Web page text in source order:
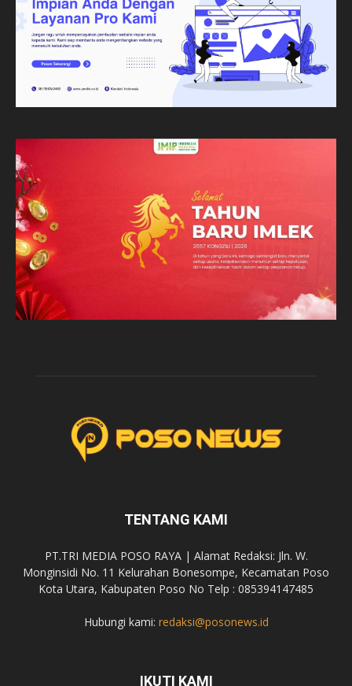
TENTANG KAMI
PT.TRI MEDIA POSO RAYA | Alamat Redaksi: Jln. W.
Monginsidi No. 11 Kelurahan Bonesompe, Kecamatan Poso
Kota Utara, Kabupaten Poso No Telp : 085394147485
Hubungi kami: redaksi@posonews.id
IKUTI KAMI